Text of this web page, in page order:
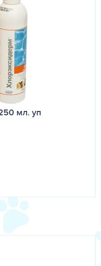
мл. уп